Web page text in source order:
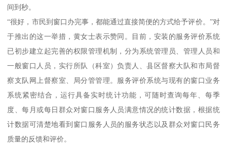
间到秒。
“很好，市民到窗口办完事，都能通过直接简便的方式给予评价。”对
于推出的这一举措，黄女士表示赞同。目前，安装的服务评价系统
已初步建立起完善的权限管理机制，分为系统管理员、管理人员和
一般窗口人员，实行所队（科室）负责人、县区督察大队和市局督
察支队网上督察室、局分管管理。服务评价系统与现有的窗口业务
系统紧密结合，运行具备实时统计功能，可随时查询每年、每季
度、每月或每日群众对窗口服务人员满意情况的统计数据，根据统
计数据可清楚地看到窗口服务人员的服务状态以及群众对窗口民务
质量的反馈和评价。